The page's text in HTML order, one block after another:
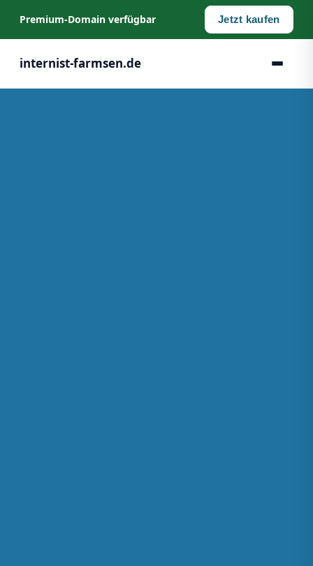
Premium‑Domain verfügbar Jetzt kaufen
internist-farmsen.de